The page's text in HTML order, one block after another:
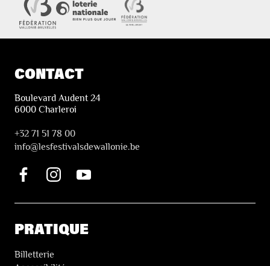
CONTACT
Boulevard Audent 24
6000 Charleroi
+32 71 51 78 00
info@lesfestivalsdewallonie.be
PRATIQUE
Billetterie